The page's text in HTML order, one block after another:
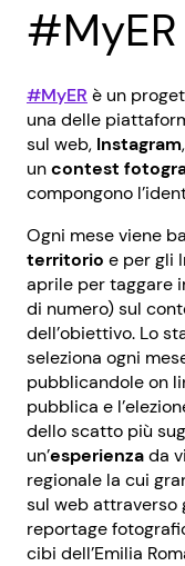
#MyER
#MyER è un
una delle
sul web, Instagram
uncontest
compongono
Ogni mese viene
territorio e per gli
aprile per taggare
di numero) sul
dell’obiettivo. Lo
seleziona ogni
pubblicandole on
pubblica e
dello scatto più
un’esperienzada
regionale la cui
sul web attraverso
reportage
cibi dell’Emilia